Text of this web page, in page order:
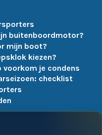
buitenboordmotor?
mijn boot?
kiezen?
voorkom je condens
checklist